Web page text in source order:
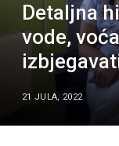
Detaljna
vode,
21 JULA, 2022